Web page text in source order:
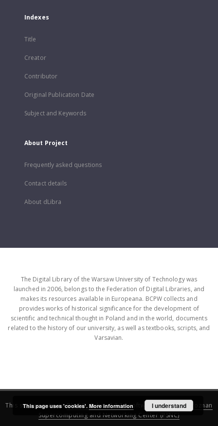
Indexes
Title
Creator
Contributor
Original Publication Date
Subject and Keywords
About Project
Frequently asked questions
Contact details
About dLibra
The Digital Library of the Warsaw University of Technology was
launched in 2006, belongs to the Federation of Digital Libraries, and
makes its resources available in Europeana. BCPW collects and
provides works of historical significance for the development of
scientific and technical thought in Poland and in the world, documents
related to the history of our university, as well as textbooks, scripts, and
Varsavian.
This service runs onDInGO dLibra 6.3.16software created by
Poznan
Supercomputing and Networking Center (PSNC)
This page uses 'cookies'. More information I understand